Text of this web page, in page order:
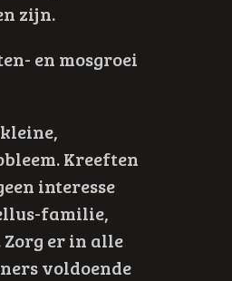
zijn.
en mosgroei
Kreeften
interesse
familie,
er in alle
voldoende